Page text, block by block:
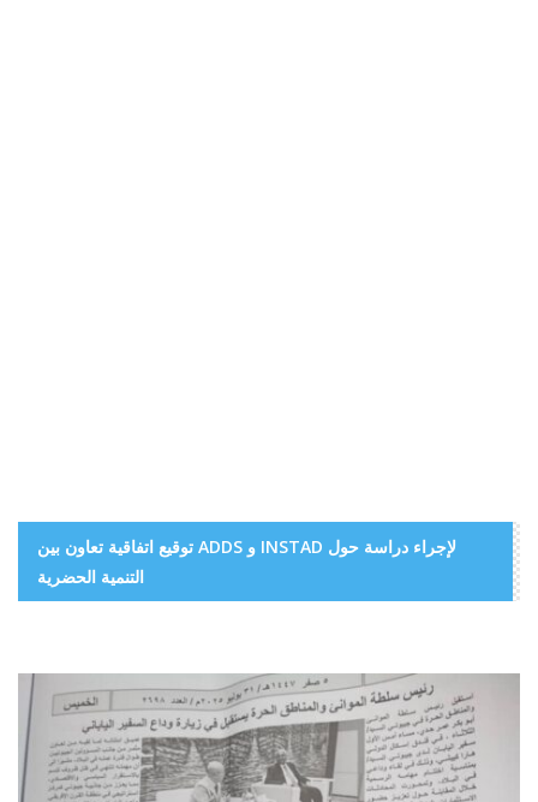
توقيع اتفاقية تعاون بين ADDS و INSTAD لإجراء دراسة حول
التنمية الحضرية